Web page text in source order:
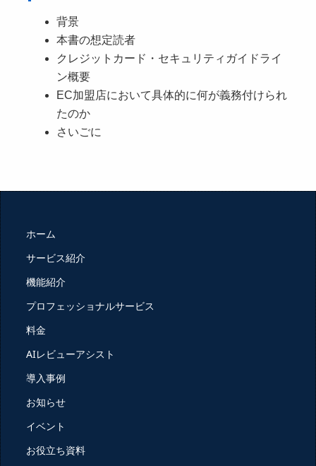
背景
本書の想定読者
クレジットカード・セキュリティガイドライ
ン概要
EC加盟店において具体的に何が義務付けられ
たのか
さいごに
ホーム
サービス紹介
機能紹介
プロフェッショナルサービス
料金
AIレビューアシスト
導入事例
お知らせ
イベント
お役立ち資料